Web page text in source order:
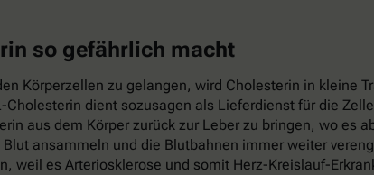
so gefährlich macht
Körperzellen zu gelangen, wird Cholesterin in kleine
Cholesterin dient sozusagen als Lieferdienst für die
aus dem Körper zurück zur Leber zu bringen, wo es
ansammeln und die Blutbahnen immer weiter
weil es Arteriosklerose und somit Herz-Kreislauf-